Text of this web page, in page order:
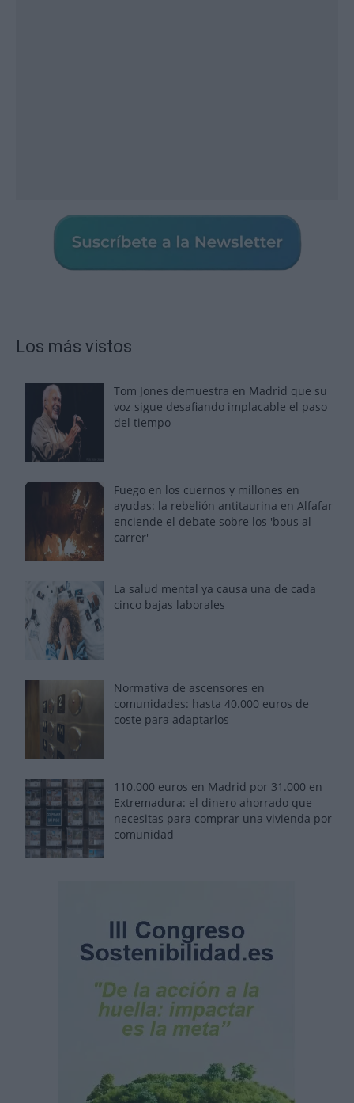
Los más vistos
Tom Jones demuestra en Madrid que su
voz sigue desafiando implacable el paso
del tiempo
Fuego en los cuernos y millones en
ayudas: la rebelión antitaurina en Alfafar
enciende el debate sobre los 'bous al
carrer'
La salud mental ya causa una de cada
cinco bajas laborales
Normativa de ascensores en
comunidades: hasta 40.000 euros de
coste para adaptarlos
110.000 euros en Madrid por 31.000 en
Extremadura: el dinero ahorrado que
necesitas para comprar una vivienda por
comunidad